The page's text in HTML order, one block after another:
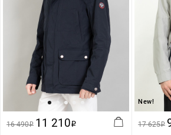
16 490i 11 210i
New!
17 625i